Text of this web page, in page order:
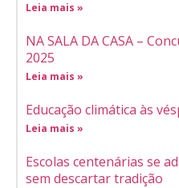
Leia mais »
NA SALA DA CASA –
2025
Leia mais »
Educação climática às
Leia mais »
Escolas centenárias se
sem descartar tradição